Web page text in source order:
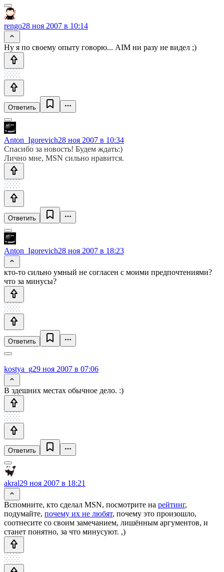
rengo28 ноя 2007 в 10:14
Ну я по своему опыту говорю... AIM ни разу не видел ;)
Ответить
Anton_Igorevich28 ноя 2007 в 10:34
Спасибо за новость! Будем ждать:)
Лично мне, MSN сильно нравится.
Ответить
Anton_Igorevich28 ноя 2007 в 18:23
кто-то сильно умный не согласен с моими предпочтениями?
что за минусы?
Ответить
kostya_g29 ноя 2007 в 07:06
В здешних местах обычное дело. :)
Ответить
akral29 ноя 2007 в 18:21
Вспомните, кто сделал MSN, посмотрите на рейтинг,
подумайте, почему их не любят, почему это произошло,
соотнесите со своим замечанием, лишённым аргументов, и
станет понятно, за что минусуют. ,)